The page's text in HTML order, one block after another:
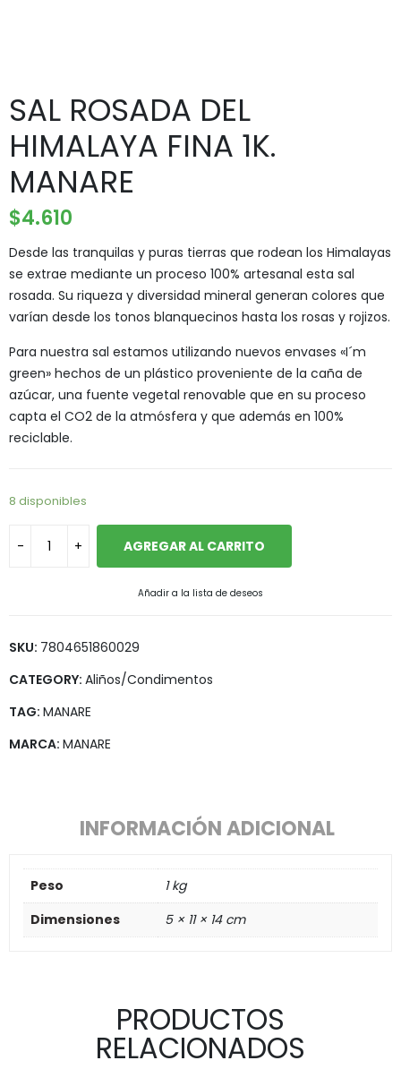
SAL ROSADA DEL
HIMALAYA FINA 1K.
MANARE
$4.610
Desde las tranquilas y puras tierras que rodean los Himalayas
se extrae mediante un proceso 100% artesanal esta sal
rosada. Su riqueza y diversidad mineral generan colores que
varían desde los tonos blanquecinos hasta los rosas y rojizos.
Para nuestra sal estamos utilizando nuevos envases «I´m
green» hechos de un plástico proveniente de la caña de
azúcar, una fuente vegetal renovable que en su proceso
capta el CO2 de la atmósfera y que además en 100%
reciclable.
8 disponibles
AGREGAR AL CARRITO
Añadir a la lista de deseos
SKU: 7804651860029
CATEGORY: Aliños/Condimentos
TAG: MANARE
MARCA: MANARE
INFORMACIÓN ADICIONAL
Peso
1 kg
Dimensiones
5 × 11 × 14 cm
PRODUCTOS
RELACIONADOS